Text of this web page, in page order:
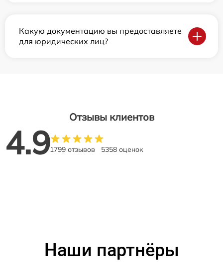
Какую документацию вы предоставляете
для юридических лиц?
Отзывы клиентов
4.91799 отзывов 5358 оценок
Наши партнёры